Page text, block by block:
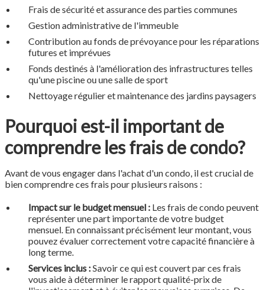
Frais de sécurité et assurance des parties communes
Gestion administrative de l'immeuble
Contribution au fonds de prévoyance pour les réparations
futures et imprévues
Fonds destinés à l'amélioration des infrastructures telles
qu'une piscine ou une salle de sport
Nettoyage régulier et maintenance des jardins paysagers
Pourquoi est-il important de
comprendre les frais de condo?
Avant de vous engager dans l'achat d'un condo, il est crucial de
bien comprendre ces frais pour plusieurs raisons :
Impact sur le budget mensuel : Les frais de condo peuvent
représenter une part importante de votre budget
mensuel. En connaissant précisément leur montant, vous
pouvez évaluer correctement votre capacité financière à
long terme.
Services inclus :Savoir ce qui est couvert par ces frais
vous aide à déterminer le rapport qualité-prix de